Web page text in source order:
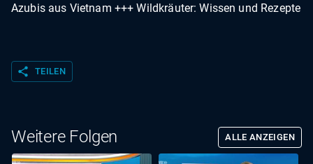
Azubis aus Vietnam +++ Wildkräuter: Wissen und Rezepte
share TEILEN
Weitere Folgen ALLE ANZEIGEN